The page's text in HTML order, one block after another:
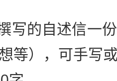
的自述信一份
等），可手写